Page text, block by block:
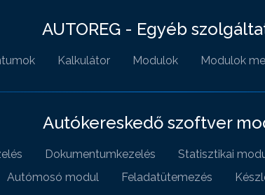
AUTOREG - Egyéb
Kalkulátor Modulok Modulok
Autókereskedő szoftver
Dokumentumkezelés Statisztikai
Autómosó modul
Feladatütemezés